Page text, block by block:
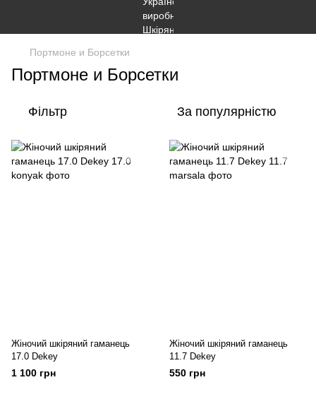
Портмоне и Борсетки
Портмоне и Борсетки
Фільтр За популярністю
Жіночий шкіряний гаманець
17.0 Dekey
1 100 грн
Жіночий шкіряний гаманець
11.7 Dekey
550 грн